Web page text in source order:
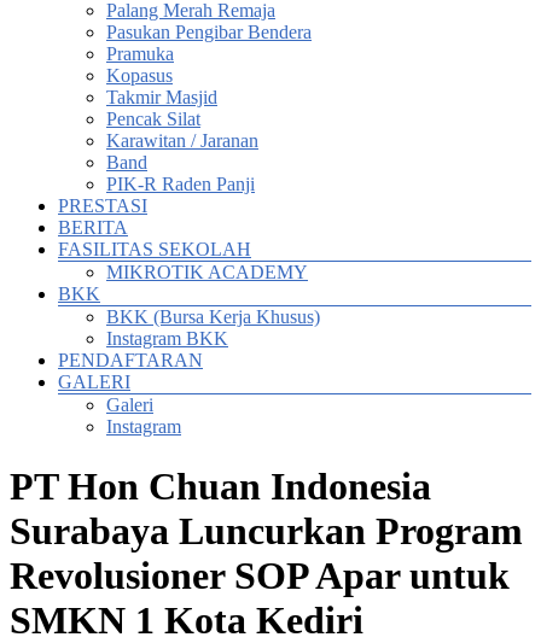
Palang Merah Remaja
Pasukan Pengibar Bendera
Pramuka
Kopasus
Takmir Masjid
Pencak Silat
Karawitan / Jaranan
Band
PIK-R Raden Panji
PRESTASI
BERITA
FASILITAS SEKOLAH
MIKROTIK ACADEMY
BKK
BKK (Bursa Kerja Khusus)
Instagram BKK
PENDAFTARAN
GALERI
Galeri
Instagram
PT Hon Chuan Indonesia
Surabaya Luncurkan Program
Revolusioner SOP Apar untuk
SMKN 1 Kota Kediri